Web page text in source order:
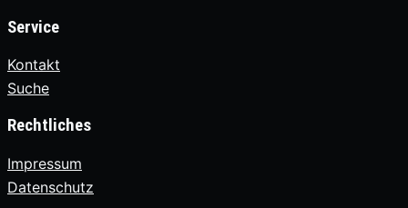
Service
Kontakt
Suche
Rechtliches
Impressum
Datenschutz